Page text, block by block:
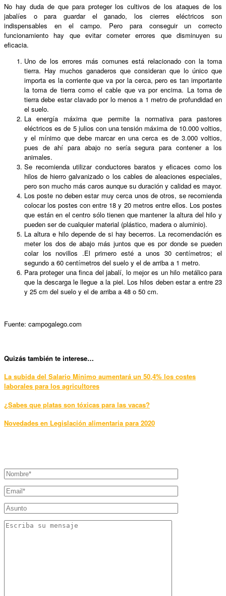
No hay duda de que para proteger los cultivos de los ataques de los
jabalíes o para guardar el ganado, los cierres eléctricos son
indispensables en el campo. Pero para conseguir un correcto
funcionamiento hay que evitar cometer errores que disminuyen su
eficacia.
Uno de los errores más comunes está relacionado con la toma
tierra. Hay muchos ganaderos que consideran que lo único que
importa es la corriente que va por la cerca, pero es tan importante
la toma de tierra como el cable que va por encima. La toma de
tierra debe estar clavado por lo menos a 1 metro de profundidad en
el suelo.
La energía máxima que permite la normativa para pastores
eléctricos es de 5 julios con una tensión máxima de 10.000 voltios,
y el mínimo que debe marcar en una cerca es de 3.000 voltios,
pues de ahí para abajo no sería segura para contener a los
animales.
Se recomienda utilizar conductores baratos y eficaces como los
hilos de hierro galvanizado o los cables de aleaciones especiales,
pero son mucho más caros aunque su duración y calidad es mayor.
Los poste no deben estar muy cerca unos de otros, se recomienda
colocar los postes con entre 18 y 20 metros entre ellos. Los postes
que están en el centro sólo tienen que mantener la altura del hilo y
pueden ser de cualquier material (plástico, madera o aluminio).
La altura e hilo depende de si hay becerros. La recomendación es
meter los dos de abajo más juntos que es por donde se pueden
colar los novillos .El primero esté a unos 30 centímetros; el
segundo a 60 centímetros del suelo y el de arriba a 1 metro.
Para proteger una finca del jabalí, lo mejor es un hilo metálico para
que la descarga le llegue a la piel. Los hilos deben estar a entre 23
y 25 cm del suelo y el de arriba a 48 o 50 cm.
Fuente: campogalego.com
Quizás también te interese…
La subida del Salario Mínimo aumentará un 50,4% los costes
laborales para los agricultores
¿Sabes que platas son tóxicas para las vacas?
Novedades en Legislación alimentaria para 2020